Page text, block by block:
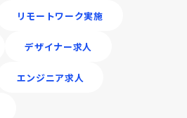
リモートワーク実施
デザイナー求人
エンジニア求人